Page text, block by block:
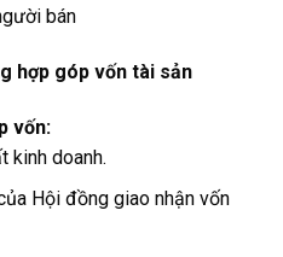
bán
hợp góp vốn tài sản
vốn:
kinh doanh.
Hội đồng giao nhận vốn